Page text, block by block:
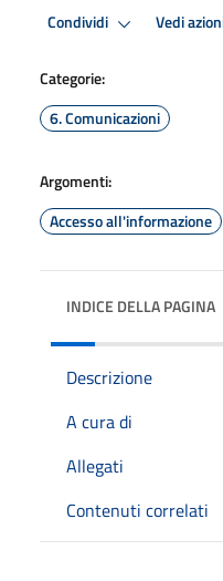
Condividi Vedi
Categorie:
6. Comunicazioni
Argomenti:
Accesso all'informazione
INDICE DELLA PAGINA
Descrizione
A cura di
Allegati
Contenuti correlati